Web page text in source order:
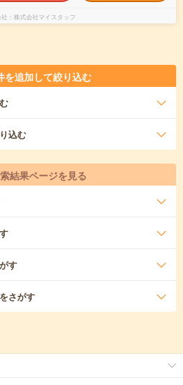
株式会社マイスタッフ
を追加して絞り込む
込む
結果ページを見る
す
さがす